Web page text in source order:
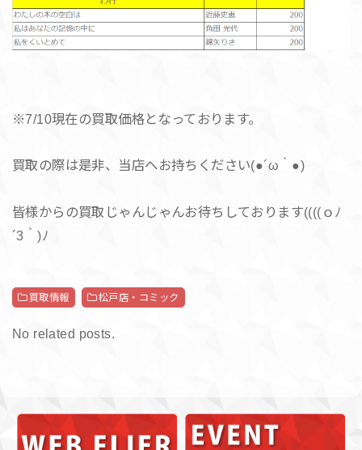
※7/10現在の買取価格となっております。
買取の際は是非、当店へお持ちください(●´ω｀●)
皆様からの買取じゃんじゃんお待ちしております((((ｏﾉ
´3｀)ﾉ
買取情報 松戸店・コミック
No related posts.